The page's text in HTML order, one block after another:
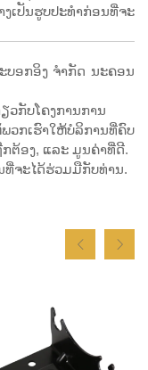
ເປັນຮູບປະທຳກ່ອນທີ່ຈະ
ບອກອິງ ຈຳກັດ ນະຄອນ
ວກັບໂຄງການການ
ກເຮົາໃຫ້ບໍລິການທີ່ຄົບ
ຕ້ອງ, ແລະ ມູນຄ່າທີ່ດີ.
ທີ່ຈະໄດ້ຮ່ວມມືກັບທ່ານ.